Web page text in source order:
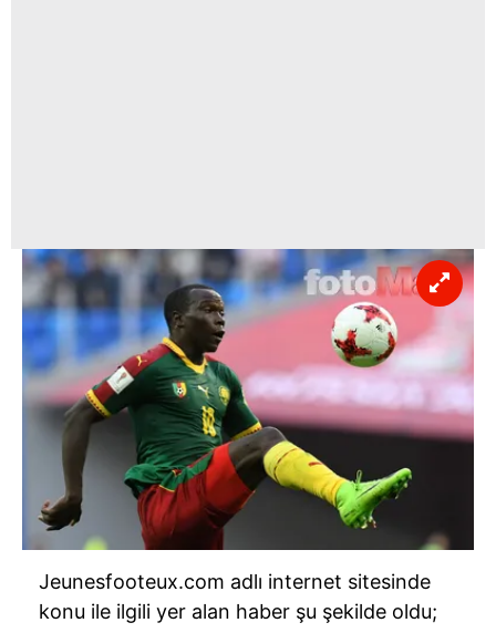
Jeunesfooteux.com adlı internet sitesinde
konu ile ilgili yer alan haber şu şekilde oldu;